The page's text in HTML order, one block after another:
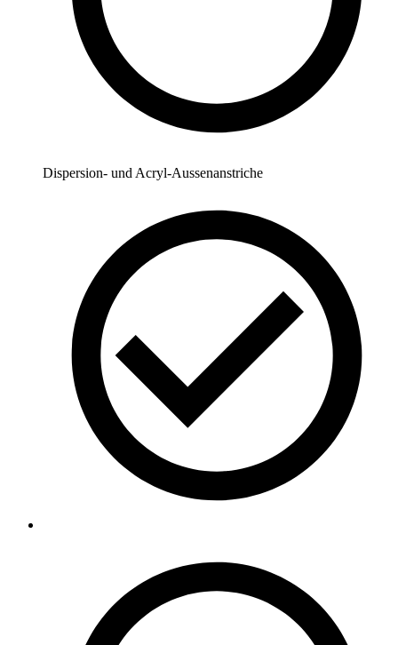
Dispersion- und Acryl-Aussenanstriche